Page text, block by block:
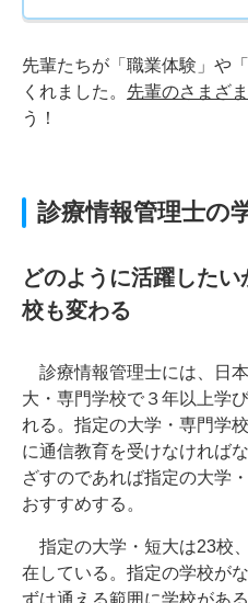
先輩たちが「職業体験」や
くれました。 先輩のさまざ
う！
診療情報管理士の
どのように活躍した
校も変わる
診療情報管理士には、日
大・専門学校で３年以上学
れる。指定の大学・専門学
に通信教育を受けなければ
ざすのであれば指定の大学
おすすめする。
指定の大学・短大は23校
在している。指定の学校が